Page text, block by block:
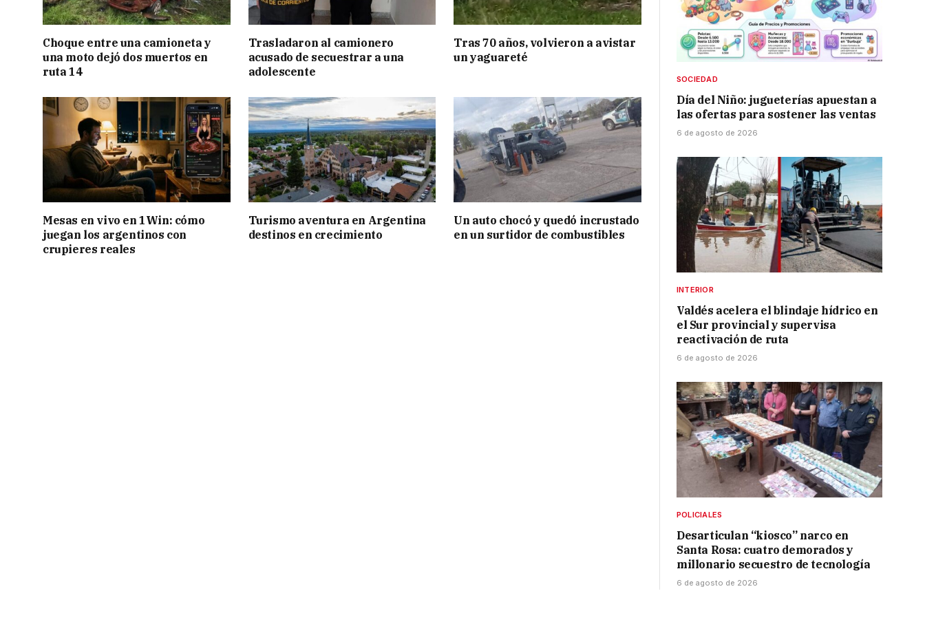
Choque entre una camioneta y
una moto dejó dos muertos en
ruta 14
Trasladaron al camionero
acusado de secuestrar a una
adolescente
Tras 70 años, volvieron a avistar
un yaguareté
Mesas en vivo en 1Win: cómo
juegan los argentinos con
crupieres reales
Turismo aventura en Argentina
destinos en crecimiento
Un auto chocó y quedó incrustado
en un surtidor de combustibles
SOCIEDAD
Día del Niño: jugueterías apuestan a
las ofertas para sostener las ventas
6 de agosto de 2026
INTERIOR
Valdés acelera el blindaje hídrico en
el Sur provincial y supervisa
reactivación de ruta
6 de agosto de 2026
POLICIALES
Desarticulan “kiosco” narco en
Santa Rosa: cuatro demorados y
millonario secuestro de tecnología
6 de agosto de 2026